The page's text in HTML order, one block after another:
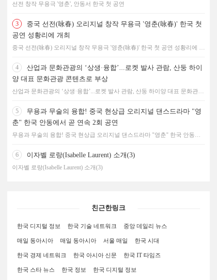
선전 창작 무용극 '영춘', 안동서 한국 첫 공연
3
중국 선전(咏春) 오리지널 창작 무용극 '영춘(咏春)' 한국 첫
공연 성황리에 개최
중국 선전(咏春) 오리지널 창작 무용극 '영춘(咏春)' 한국 첫 공연 성황리에 개
4
산업과 문화관광의 ‘상생·융합’...로켓 발사 관람, 산둥 하이
양 대표 문화관광 콘텐츠로 부상
산업과 문화관광의 ‘상생·융합’...로켓 발사 관람, 산둥 하이양 대표 문화관광
5
무용과 무술의 융합! 중국 현상급 오리지널 댄스드라마 "영
춘" 한국 안동에서 곧 연속 2회 공연
무용과 무술의 융합! 중국 현상급 오리지널 댄스드라마 "영춘" 한국 안동에
6 이자벨 로랑(Isabelle Laurent) 소개(3)
이자벨 로랑(Isabelle Laurent) 소개(3)
친근한링크
한국 디지털 정보 한국 기술 네트워크 중앙 데일리 뉴스
매일 동아시아 매일 동아시아 서울 매일 한국 시대
한국 경제 네트워크 한국 아시아 신문 한국 IT 타임즈
한국 스타 뉴스 한국 정보 한국 디지털 정보